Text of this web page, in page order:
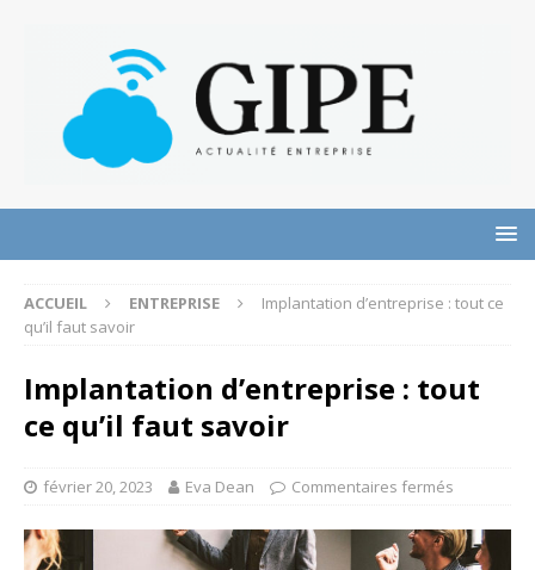
ACCUEIL ENTREPRISE
Implantation d’entreprise : tout ce
qu’il faut savoir
Implantation d’entreprise : tout
ce qu’il faut savoir
février 20, 2023 Eva Dean Commentaires fermés